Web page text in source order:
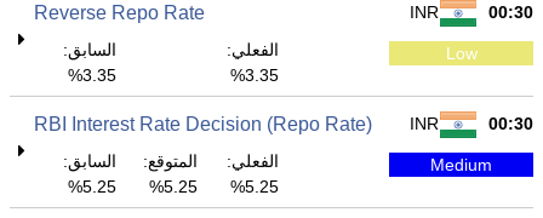
00:30
INR
Reverse Repo Rate
Low
الفعلي:
3.35%
السابق:
3.35%
00:30
INR
RBI Interest Rate Decision (Repo Rate)
Medium
الفعلي:
5.25%
المتوقع:
5.25%
السابق:
5.25%